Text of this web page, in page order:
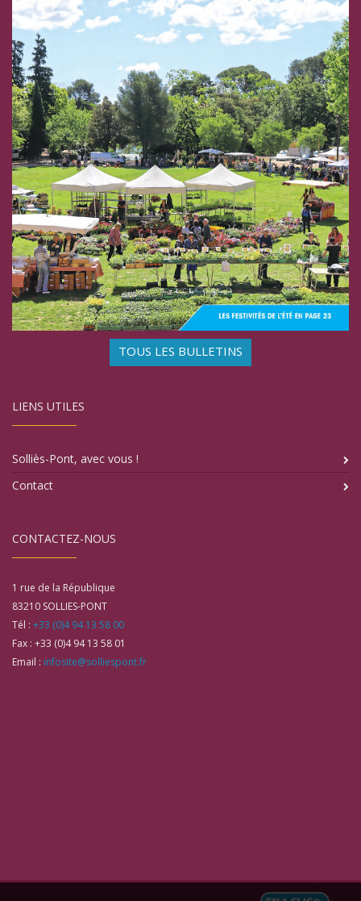
TOUS LES BULLETINS
LIENS UTILES
Solliès-Pont, avec vous !
Contact
CONTACTEZ-NOUS
1 rue de la République
83210 SOLLIES-PONT
Tél : +33 (0)4 94 13 58 00
Fax : +33 (0)4 94 13 58 01
Email : infosite@solliespont.fr